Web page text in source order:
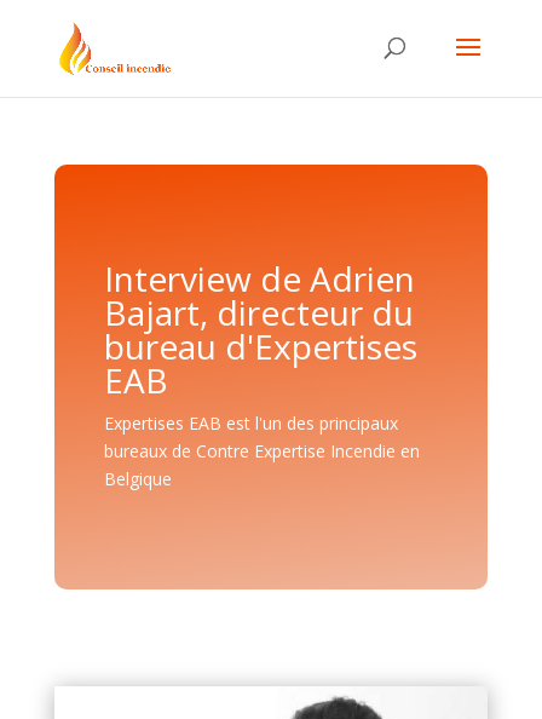
Interview de Adrien
Bajart, directeur du
bureau d'Expertises
EAB
Expertises EAB est l'un des principaux
bureaux de Contre Expertise Incendie en
Belgique